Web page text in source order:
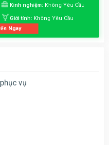
Kinh nghiệm: Không Yêu Cầu
Giới tính: Không Yêu Cầu
Ngay
vụ